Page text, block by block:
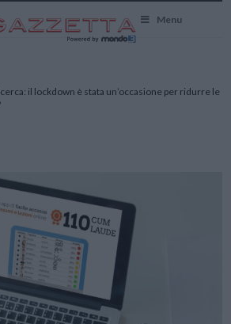
Menu
il lockdown è stata un’occasione per ridurre le